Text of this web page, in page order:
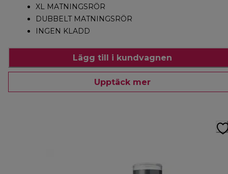
XL MATNINGSRÖR
DUBBELT MATNINGSRÖR
INGEN KLADD
Lägg till i kundvagnen
Upptäck mer